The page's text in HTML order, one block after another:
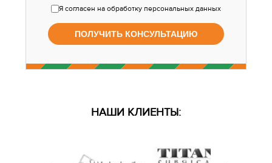
Я согласен на обработку персональных данных
НАШИ КЛИЕНТЫ: